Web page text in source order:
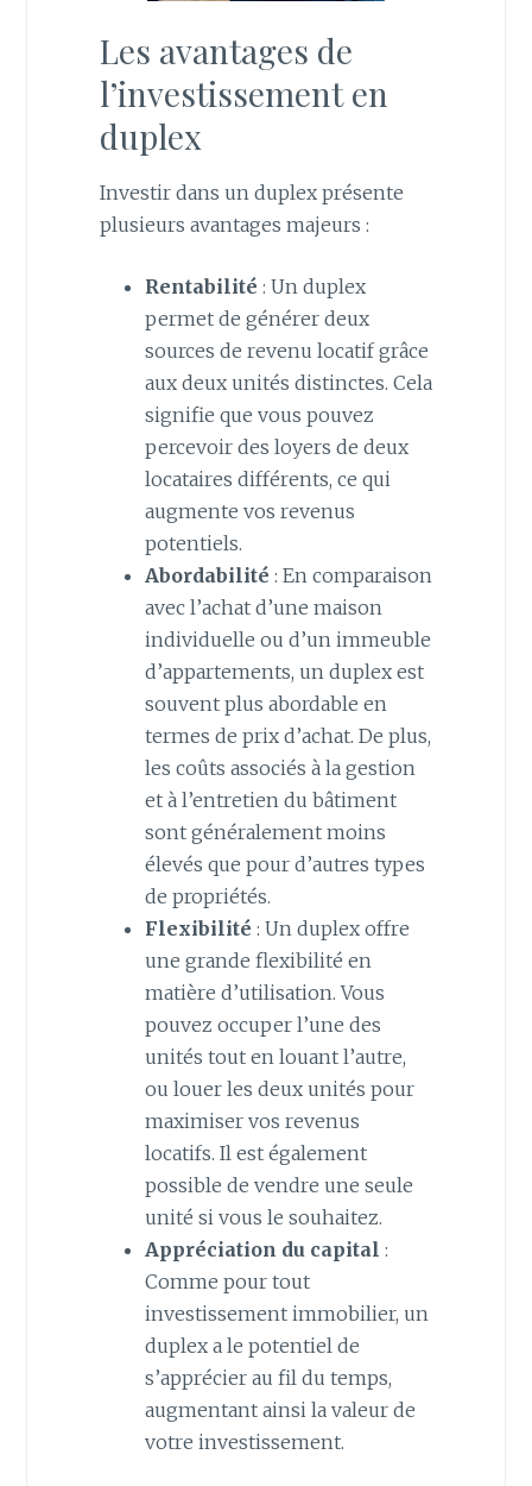
Les avantages de
l’investissement en
duplex
Investir dans un duplex présente
plusieurs avantages majeurs :
Rentabilité : Un duplex
permet de générer deux
sources de revenu locatif grâce
aux deux unités distinctes. Cela
signifie que vous pouvez
percevoir des loyers de deux
locataires différents, ce qui
augmente vos revenus
potentiels.
Abordabilité : En comparaison
avec l’achat d’une maison
individuelle ou d’un immeuble
d’appartements, un duplex est
souvent plus abordable en
termes de prix d’achat. De plus,
les coûts associés à la gestion
et à l’entretien du bâtiment
sont généralement moins
élevés que pour d’autres types
de propriétés.
Flexibilité : Un duplex offre
une grande flexibilité en
matière d’utilisation. Vous
pouvez occuper l’une des
unités tout en louant l’autre,
ou louer les deux unités pour
maximiser vos revenus
locatifs. Il est également
possible de vendre une seule
unité si vous le souhaitez.
Appréciation du capital :
Comme pour tout
investissement immobilier, un
duplex a le potentiel de
s’apprécier au fil du temps,
augmentant ainsi la valeur de
votre investissement.